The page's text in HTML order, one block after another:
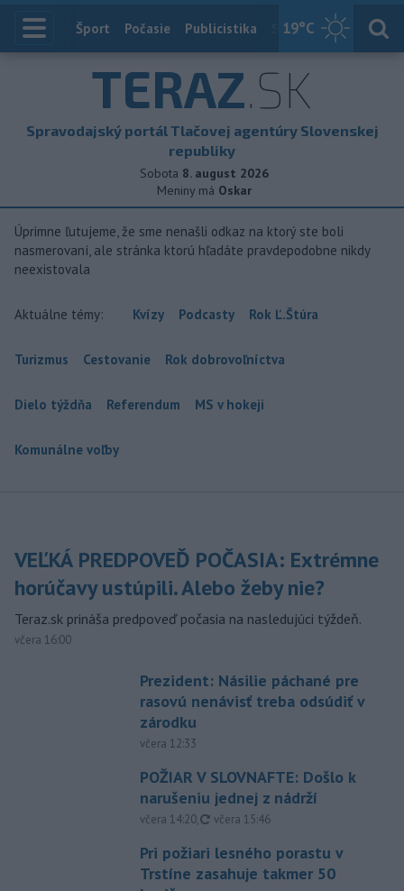
19°C
Index
Šport Počasie Publicistika Slovensko
TERAZ.SK
Spravodajský portál Tlačovej agentúry Slovenskej
republiky
Sobota 8. august 2026
Meniny má Oskar
Úprimne ľutujeme, že sme nenašli odkaz na ktorý ste boli
nasmerovaní, ale stránka ktorú hľadáte pravdepodobne nikdy
neexistovala
Aktuálne témy: Kvízy Podcasty Rok Ľ.Štúra
Turizmus Cestovanie Rok dobrovoľníctva
Dielo týždňa Referendum MS v hokeji
Komunálne voľby
VEĽKÁ PREDPOVEĎ POČASIA: Extrémne
horúčavy ustúpili. Alebo žeby nie?
Teraz.sk prináša predpoveď počasia na nasledujúci týždeň.
včera 16:00
Prezident: Násilie páchané pre
rasovú nenávisť treba odsúdiť v
zárodku
včera 12:33
POŽIAR V SLOVNAFTE: Došlo k
narušeniu jednej z nádrží
včera 14:20, aktualizované
včera 15:46
Pri požiari lesného porastu v
Trstíne zasahuje takmer 50